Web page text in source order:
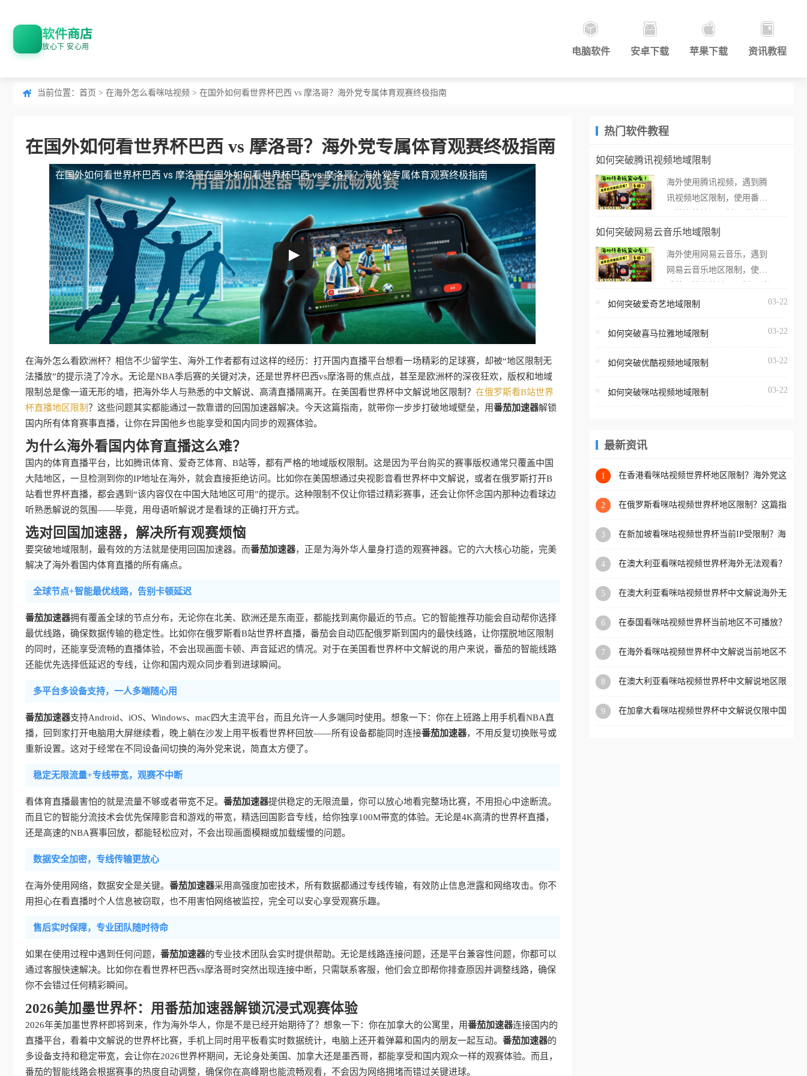
软件商店
放心下 安心用 电脑软件 安卓下载 苹果下载 资讯教程
当前位置： 首页 > 在海外怎么看咪咕视频 > 在国外如何看世界杯巴西 vs 摩洛哥？海外党专属体育观赛终极指南
在国外如何看世界杯巴西 vs 摩洛哥？海外党专属体育观赛终极指南
在国外如何看世界杯巴西 vs 摩洛哥在国外如何看世界杯巴西 vs 摩洛哥？海外党专属体育观赛终极指南
在海外怎么看欧洲杯？相信不少留学生、海外工作者都有过这样的经历：打开国内直播平台想看一场精彩的足球赛，却被“地区限制无
法播放”的提示浇了冷水。无论是NBA季后赛的关键对决，还是世界杯巴西vs摩洛哥的焦点战，甚至是欧洲杯的深夜狂欢，版权和地域
限制总是像一道无形的墙，把海外华人与熟悉的中文解说、高清直播隔离开。在美国看世界杯中文解说地区限制？ 在俄罗斯看B站世界
杯直播地区限制？这些问题其实都能通过一款靠谱的回国加速器解决。今天这篇指南，就带你一步步打破地域壁垒，用番茄加速器解锁
国内所有体育赛事直播，让你在异国他乡也能享受和国内同步的观赛体验。
为什么海外看国内体育直播这么难？
国内的体育直播平台，比如腾讯体育、爱奇艺体育、B站等，都有严格的地域版权限制。这是因为平台购买的赛事版权通常只覆盖中国
大陆地区，一旦检测到你的IP地址在海外，就会直接拒绝访问。比如你在美国想通过央视影音看世界杯中文解说，或者在俄罗斯打开B
站看世界杯直播，都会遇到“该内容仅在中国大陆地区可用”的提示。这种限制不仅让你错过精彩赛事，还会让你怀念国内那种边看球边
听熟悉解说的氛围——毕竟，用母语听解说才是看球的正确打开方式。
选对回国加速器，解决所有观赛烦恼
要突破地域限制，最有效的方法就是使用回国加速器。而番茄加速器，正是为海外华人量身打造的观赛神器。它的六大核心功能，完美
解决了海外看国内体育直播的所有痛点。
全球节点+智能最优线路，告别卡顿延迟
番茄加速器拥有覆盖全球的节点分布，无论你在北美、欧洲还是东南亚，都能找到离你最近的节点。它的智能推荐功能会自动帮你选择
最优线路，确保数据传输的稳定性。比如你在俄罗斯看B站世界杯直播，番茄会自动匹配俄罗斯到国内的最快线路，让你摆脱地区限制
的同时，还能享受流畅的直播体验，不会出现画面卡顿、声音延迟的情况。对于在美国看世界杯中文解说的用户来说，番茄的智能线路
还能优先选择低延迟的专线，让你和国内观众同步看到进球瞬间。
多平台多设备支持，一人多端随心用
番茄加速器支持Android、iOS、Windows、mac四大主流平台，而且允许一人多端同时使用。想象一下：你在上班路上用手机看NBA直
播，回到家打开电脑用大屏继续看，晚上躺在沙发上用平板看世界杯回放——所有设备都能同时连接番茄加速器，不用反复切换账号或
重新设置。这对于经常在不同设备间切换的海外党来说，简直太方便了。
稳定无限流量+专线带宽，观赛不中断
看体育直播最害怕的就是流量不够或者带宽不足。 番茄加速器提供稳定的无限流量，你可以放心地看完整场比赛，不用担心中途断流。
而且它的智能分流技术会优先保障影音和游戏的带宽，精选回国影音专线，给你独享100M带宽的体验。无论是4K高清的世界杯直播，
还是高速的NBA赛事回放，都能轻松应对，不会出现画面模糊或加载缓慢的问题。
数据安全加密，专线传输更放心
在海外使用网络，数据安全是关键。 番茄加速器采用高强度加密技术，所有数据都通过专线传输，有效防止信息泄露和网络攻击。你不
用担心在看直播时个人信息被窃取，也不用害怕网络被监控，完全可以安心享受观赛乐趣。
售后实时保障，专业团队随时待命
如果在使用过程中遇到任何问题， 番茄加速器的专业技术团队会实时提供帮助。无论是线路连接问题，还是平台兼容性问题，你都可以
通过客服快速解决。比如你在看世界杯巴西vs摩洛哥时突然出现连接中断，只需联系客服，他们会立即帮你排查原因并调整线路，确保
你不会错过任何精彩瞬间。
2026美加墨世界杯：用番茄加速器解锁沉浸式观赛体验
2026年美加墨世界杯即将到来，作为海外华人，你是不是已经开始期待了？想象一下：你在加拿大的公寓里，用番茄加速器连接国内的
直播平台，看着中文解说的世界杯比赛，手机上同时用平板看实时数据统计，电脑上还开着弹幕和国内的朋友一起互动。 番茄加速器的
多设备支持和稳定带宽，会让你在2026世界杯期间，无论身处美国、加拿大还是墨西哥，都能享受和国内观众一样的观赛体验。而且，
番茄的智能线路会根据赛事的热度自动调整，确保你在高峰期也能流畅观看，不会因为网络拥堵而错过关键进球。
热门软件教程
如何突破腾讯视频地域限制
海外使用腾讯视频，遇到腾
讯视频地区限制，使用番茄
外打开腾讯视频，却突然弹
地区无法播放”的提示语。
海外用户如香港、澳门、台
亚、欧洲等国家和地区时，
台一样，出现地区及版权限
地区播放。 遇到这个问题的
区工作、留学、定居等，都
权限制所困扰。
如何突破网易云音乐地域限制
海外使用网易云音乐，遇到
网易云音乐地区限制，使用
在海外打开网易云音乐，却
所在的地区无法播放”的提示
门、台湾、美国、加拿大、
区时，网易云音乐也会像其
回国加速器，即可解决「海
版权限制」的问题，无论人
国、加拿大、澳大利亚、欧
学、定居等，都可以使用，
扰。
如何突破爱奇艺地域限制 03-22
如何突破喜马拉雅地域限制 03-22
如何突破优酷视频地域限制 03-22
如何突破咪咕视频地域限制 03-22
最新资讯
1
在香港看咪咕视频世界杯地区限制？海外党这
2
在俄罗斯看咪咕视频世界杯地区限制？这篇指
3
在新加坡看咪咕视频世界杯当前IP受限制？海
4
在澳大利亚看咪咕视频世界杯海外无法观看？
5
在澳大利亚看咪咕视频世界杯中文解说海外无
6
在泰国看咪咕视频世界杯当前地区不可播放？
7
在海外看咪咕视频世界杯中文解说当前地区不
8
在澳大利亚看咪咕视频世界杯中文解说地区限
9
在加拿大看咪咕视频世界杯中文解说仅限中国